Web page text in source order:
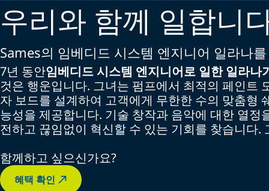
우리와 함께 일합니
Sames의 임베디드 시스템 엔지니어 일라나
7년 동안임베디드 시스템 엔지니어로 일한 일라나
것은 행운입니다. 그녀는 펌프에서 최적의 페인트
자 보드를 설계하여 고객에게 무한한 수의 맞춤형
능성을 제공합니다. 기술 창작과 음악에 대한 열정
전하고 끊임없이 혁신할 수 있는 기회를 찾습니다.
함께하고 싶으신가요?
혜택 확인